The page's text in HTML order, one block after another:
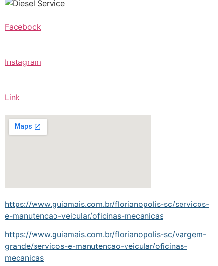
Facebook
Instagram
Link
https://www.guiamais.com.br/florianopolis-sc/servicos-
e-manutencao-veicular/oficinas-mecanicas
https://www.guiamais.com.br/florianopolis-sc/vargem-
grande/servicos-e-manutencao-veicular/oficinas-
mecanicas